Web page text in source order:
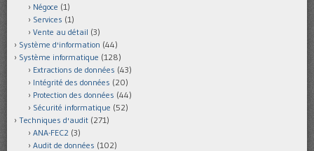
Négoce (1)
Services (1)
Vente au détail (3)
Système d'information (44)
Système informatique (128)
Extractions de données (43)
Intégrité des données (20)
Protection des données (44)
Sécurité informatique (52)
Techniques d'audit (271)
ANA-FEC2 (3)
Audit de données (102)